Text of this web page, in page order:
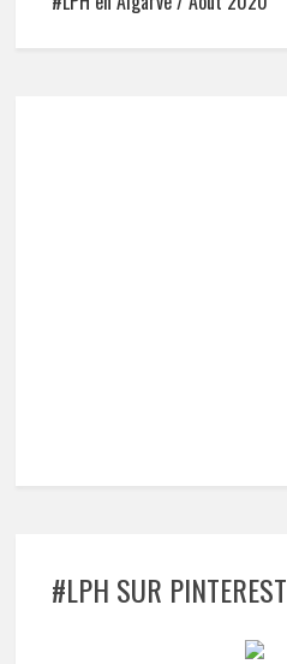
#LPH SUR PINTEREST